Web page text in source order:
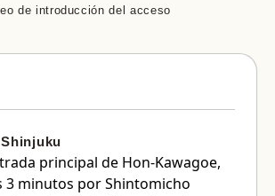
de introducción del acceso
principal de Hon-Kawagoe,
3 minutos por Shintomicho